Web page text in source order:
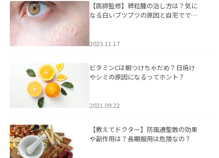
【医師監修】稗粒腫の治し方は？気に
なる白いブツブツの原因と自宅ででき
2023.11.17
ビタミンCは朝つけちゃだめ？日焼け
やシミの原因になるってホント？
2021.09.22
【教えてドクター】防風通聖散の効果
や副作用は？長期服用は危険なの？